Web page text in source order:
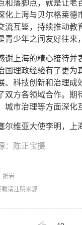
和落脚点，就是让老
化上海与贝尔格莱德
流互鉴，持续推动教
青少年之间友好往来
谢上海的精心接待并
国理政经验有了更为
、科技创新和治理成
双方各领域合作。期
城市治理等方面深化
尔维亚大使李明，上
：陈正宝摄
张岩
载请注明来源